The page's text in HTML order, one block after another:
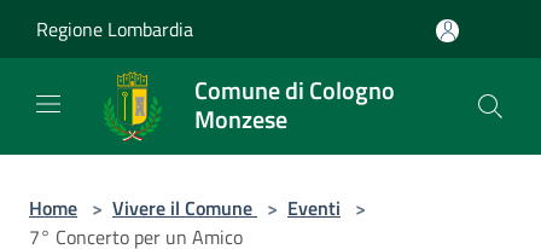
Regione Lombardia
Comune di Cologno
Monzese
Home > Vivere il Comune > Eventi >
7° Concerto per un Amico